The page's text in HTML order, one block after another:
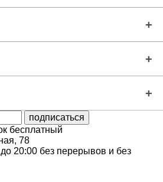
бесплатный
78
20:00 без перерывов и без